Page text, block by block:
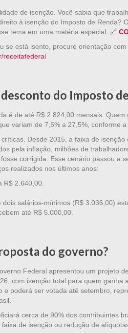
de isenção. Você sabia que
à isenção do Imposto de Renda?
tema em uma matéria especial: 🔗
se está isento, procure orientação
receitafederal
do Imposto
é de até R$ 2.824,00 mensais.
variam de 7,5% a 27,5%, conforme a
Desde 2015, a faixa de
pela inflação, milhões de
corrigida. Esse cenário passou a
realizados nos últimos anos:
R$ 2.640,00.
salários-mínimos (R$ 3.036,00)
até R$ 5.000,00.
do governo?
Federal apresentou um projeto
com isenção total para quem ganha
poderá ser votada até setembro,
cerca de 90% dos contribuintes
de isenção ou redução de